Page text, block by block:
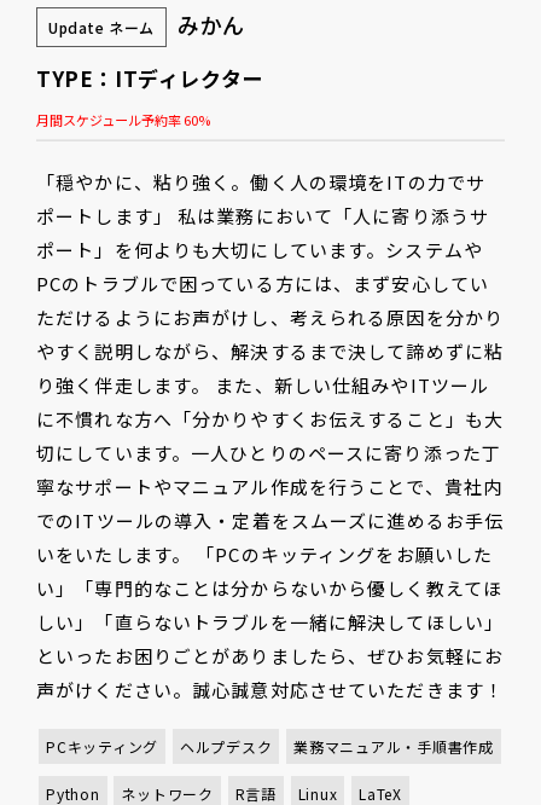
Update ネーム みかん
TYPE：ITディレクター
月間スケジュール予約率 60%
「穏やかに、粘り強く。働く人の環境をITの力でサ
ポートします」 私は業務において「人に寄り添うサ
ポート」を何よりも大切にしています。システムや
PCのトラブルで困っている方には、まず安心してい
ただけるようにお声がけし、考えられる原因を分かり
やすく説明しながら、解決するまで決して諦めずに粘
り強く伴走します。 また、新しい仕組みやITツール
に不慣れな方へ「分かりやすくお伝えすること」も大
切にしています。一人ひとりのペースに寄り添った丁
寧なサポートやマニュアル作成を行うことで、貴社内
でのITツールの導入・定着をスムーズに進めるお手伝
いをいたします。 「PCのキッティングをお願いした
い」「専門的なことは分からないから優しく教えてほ
しい」「直らないトラブルを一緒に解決してほしい」
といったお困りごとがありましたら、ぜひお気軽にお
声がけください。誠心誠意対応させていただきます！
PCキッティング ヘルプデスク 業務マニュアル・手順書作成
Python ネットワーク R言語 Linux LaTeX